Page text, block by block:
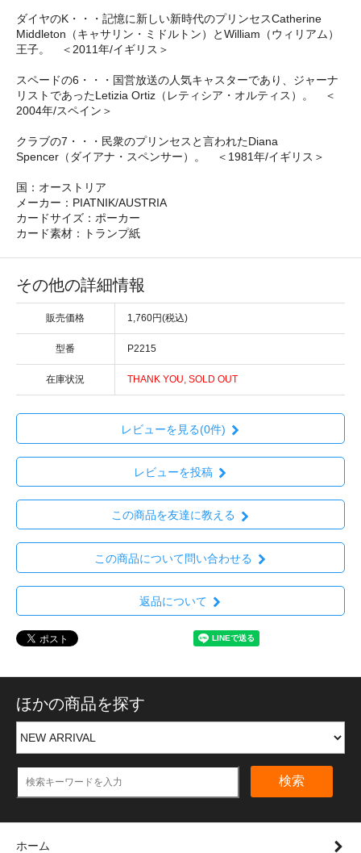
ダイヤのK・・・記憶に新しい新時代のプリンセスCatherine
Middleton（キャサリン・ミドルトン）とWilliam（ウィリアム）
王子。 ＜2011年/イギリス＞
スペードの6・・・国営放送の人気キャスターであり、ジャーナ
リストであったLetizia Ortiz（レティシア・オルティス）。 ＜
2004年/スペイン＞
クラブの7・・・民衆のプリンセスと言われたDiana
Spencer（ダイアナ・スペンサー）。 ＜1981年/イギリス＞
国：オーストリア
メーカー：PIATNIK/AUSTRIA
カードサイズ：ポーカー
カード素材：トランプ紙
その他の詳細情報
販売価格 1,760円(税込)
型番 P2215
在庫状況 THANK YOU, SOLD OUT
レビューを見る(0件)
レビューを投稿
この商品を友達に教える
この商品について問い合わせる
返品について
ほかの商品を探す
検索
ホーム